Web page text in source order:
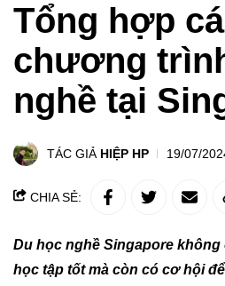
Tổng hợp
chương
nghề tại
TÁC GIẢ HIỆP HP 19/07/
CHIA SẺ:
Du học nghề Singapore
học tập tốt mà còn có cơ hội